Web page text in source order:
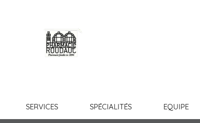
SERVICES SPÉCIALITÉS EQUIPE